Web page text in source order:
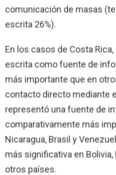
comunicación de masas
escrita 26%).
En los casos de Costa
escrita como fuente de
más importante que en
contacto directo mediante
representó una fuente de
comparativamente más
Nicaragua, Brasil y
más significativa en Bolivia,
otros países.